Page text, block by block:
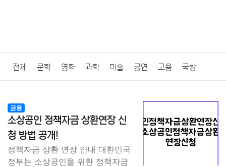
전체 문학 영화 과학 미술 공연 고용 국방
질병 가요 방송 일상 주식 암호화폐 블록체인
결혼 육아 반려동물 패션 미용
금융
소상공인 정책자금 상환연장 신
청 방법 공개!
정책자금 상환 연장 안내 대한민국
정부는 소상공인을 위한 정책자금